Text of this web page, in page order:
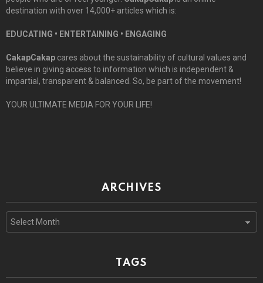
destination with over 14,000+ articles which is:
EDUCATING • ENTERTAINING • ENGAGING
CakapCakap cares about the sustainability of cultural values and
believe in giving access to information which is independent &
impartial, transparent & balanced. So, be part of the movement!
YOUR ULTIMATE MEDIA FOR YOUR LIFE!
ARCHIVES
Archives
TAGS